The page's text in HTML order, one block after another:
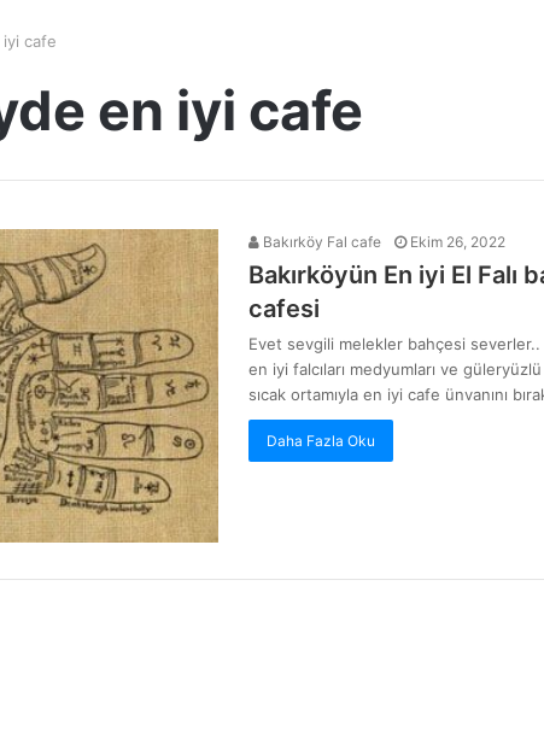
iyi cafe
en iyi cafe
Bakırköy Fal cafe Ekim 26, 2022
Bakırköyün En iyi El Falı
cafesi
Evet sevgili melekler bahçesi severler..
en iyi falcıları medyumları ve güleryüzlü
sıcak ortamıyla en iyi cafe ünvanını
Daha Fazla Oku